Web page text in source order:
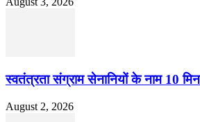
स्वतंत्रता संग्राम सेनानियों के नाम 10
August 2, 2026